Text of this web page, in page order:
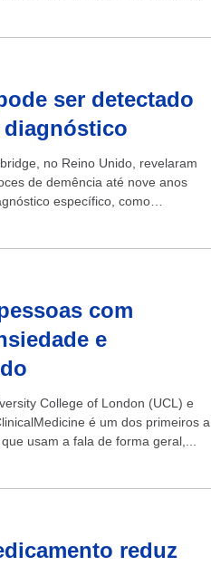
ser detectado
diagnóstico
no Reino Unido, revelaram
de demência até nove anos
específico, como
com
e
College of London (UCL) e
é um dos primeiros a
usam a fala de forma geral,...
reduz